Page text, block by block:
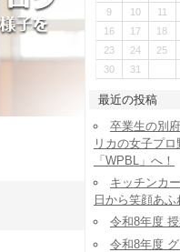
9
10 11
16
17 18
23
24 25
30
31
最近の投稿
卒業生の別
リカの女子プ
「WPBL」へ！
キッチンカ
日から笑顔あ
令和8年度
令和8年度